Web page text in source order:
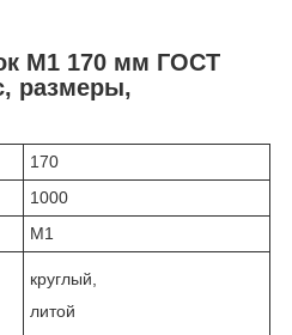
М1 170 мм ГОСТ
размеры,
170
1000
М1
круглый,
литой